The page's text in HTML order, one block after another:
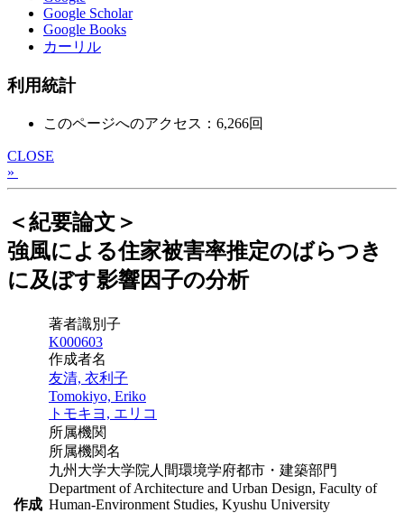
Google Scholar
Google Books
カーリル
利用統計
このページへのアクセス：6,266回
CLOSE
»
＜紀要論文＞
強風による住家被害率推定のばらつき
に及ぼす影響因子の分析
作成
著者識別子
K000603
作成者名
友清, 衣利子
Tomokiyo, Eriko
トモキヨ, エリコ
所属機関
所属機関名
九州大学大学院人間環境学府都市・建築部門
Department of Architecture and Urban Design, Faculty of
Human-Environment Studies, Kyushu University